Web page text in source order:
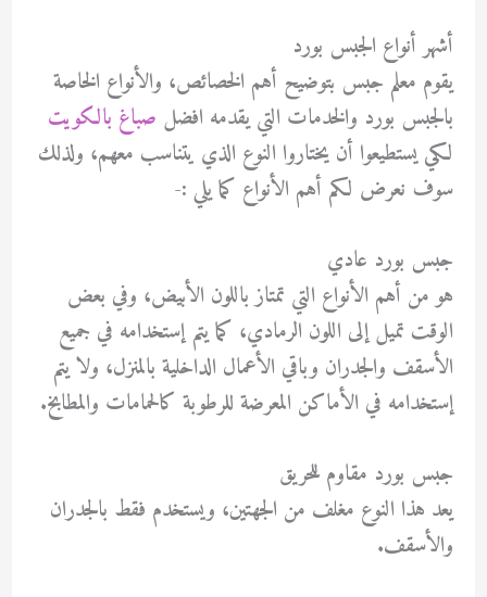
أشهر أنواع الجبس بورد
يقوم معلم جبس بتوضيح أهم الخصائص، والأنواع الخاصة
بالجبس بورد والخدمات التي يقدمه افضل صباغ بالكويت
لكي يستطيعوا أن يختاروا النوع الذي يتناسب معهم، ولذلك
سوف نعرض لكم أهم الأنواع كما يلي :-
جبس بورد عادي
هو من أهم الأنواع التي تمتاز باللون الأبيض، وفي بعض
الوقت تميل إلى اللون الرمادي، كما يتم إستخدامه في جميع
الأسقف والجدران وباقي الأعمال الداخلية بالمنزل، ولا يتم
إستخدامه في الأماكن المعرضة للرطوبة كالحمامات والمطابخ.
جبس بورد مقاوم للحريق
يعد هذا النوع مغلف من الجهتين، ويستخدم فقط بالجدران
والأسقف.